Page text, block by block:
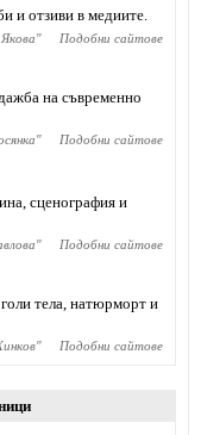
и отзиви в медиите.
" Подобни сайтове
на съвременно
" Подобни сайтове
сценография и
" Подобни сайтове
тела, натюрморт и
" Подобни сайтове